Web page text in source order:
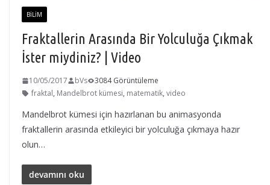
BILIM
Fraktallerin Arasında Bir Yolculuğa Çıkmak
İster miydiniz? | Video
10/05/2017 bVs
3084 Görüntüleme
fraktal, Mandelbrot kümesi, matematik, video
Mandelbrot kümesi için hazırlanan bu animasyonda
fraktallerin arasında etkileyici bir yolculuğa çıkmaya hazır
olun…
devamını oku